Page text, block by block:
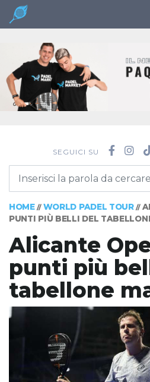
SEGUICI SU
HOME// WORLD PADEL TOUR//
PUNTI PIÙ BELLI DEL
Alicante
punti più
tabellone